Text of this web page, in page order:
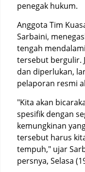
penegak hukum.
Anggota Tim
Sarbaini,
tengah
tersebut bergulir.
dan diperlukan,
pelaporan resmi
"Kita akan
spesifik dengan
kemungkinan
tersebut harus
tempuh," ujar
persnya, Selasa